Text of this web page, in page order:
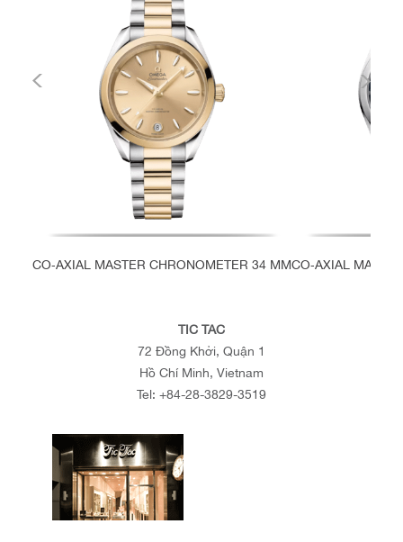
CO‑AXIAL MASTER CHRONOMETER 34 MMCO‑AXIAL
TIC TAC
72 Đồng Khởi, Quận 1
Hồ Chí Minh, Vietnam
Tel: +84-28-3829-3519